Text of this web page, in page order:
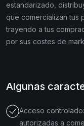
estandarizado,
que comercializan tus
trayendo a tus
por sus costes de
Algunas
Acceso
autorizadas a